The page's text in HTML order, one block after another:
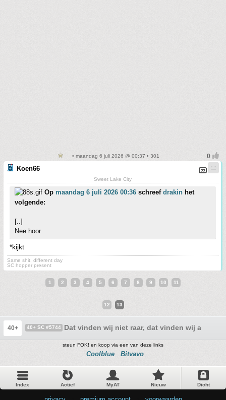
• maandag 6 juli 2026 @ 00:37 • 301
Koen66
Sweet Lake City
Op maandag 6 juli 2026 00:36 schreef drakin het
volgende:
[..]
Nee hoor
*kijkt
Same shit, different day
SC hopper present
1 2 3 4 5 6 7 8 9 10 11
12 13
40+ 40+ SC #5744 Dat vinden wij niet raar, dat vinden wij alleen
steun FOK! en koop via een van deze links
Coolblue Bitvavo
Index Actief MyAT Nieuw Dicht